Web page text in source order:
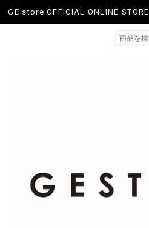
GE store OFFICIAL ONLINE STORE